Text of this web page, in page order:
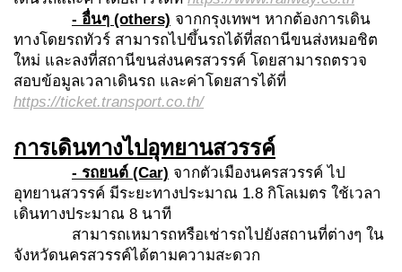
- อื่นๆ (others) จากกรุงเทพฯ หากต้องการเดิน
ทางโดยรถทัวร์ สามารถไปขึ้นรถได้ที่สถานีขนส่งหมอชิต
ใหม่ และลงที่สถานีขนส่งนครสวรรค์ โดยสามารถตรวจ
สอบข้อมูลเวลาเดินรถ และค่าโดยสารได้ที่
https://ticket.transport.co.th/
การเดินทางไปอุทยานสวรรค์
- รถยนต์ (Car) จากตัวเมืองนครสวรรค์ ไป
อุทยานสวรรค์ มีระยะทางประมาณ 1.8 กิโลเมตร ใช้เวลา
เดินทางประมาณ 8 นาที
สามารถเหมารถหรือเช่ารถไปยังสถานที่ต่างๆ ใน
จังหวัดนครสวรรค์ได้ตามความสะดวก